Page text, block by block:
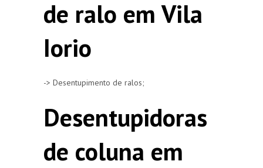
de ralo em Vila
Iorio
-> Desentupimento de ralos;
Desentupidoras
de coluna em